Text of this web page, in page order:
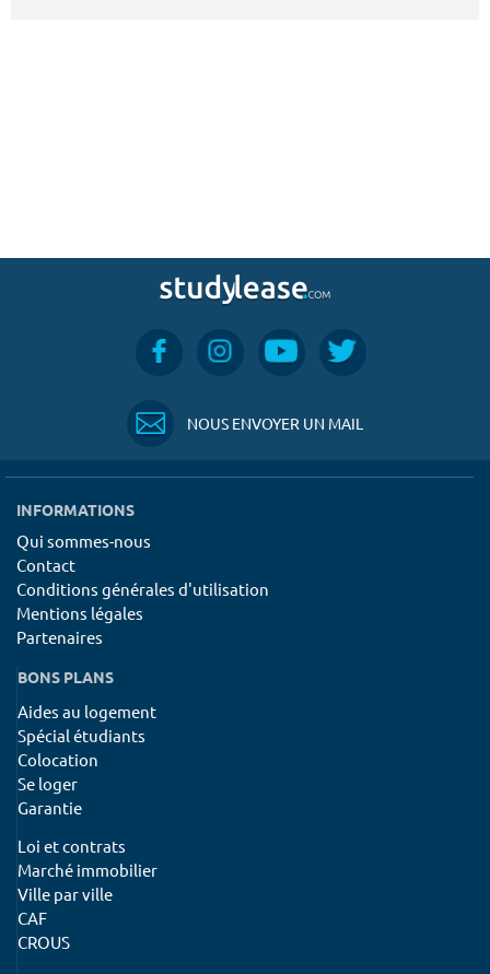
NOUS ENVOYER UN MAIL
INFORMATIONS
Qui sommes-nous
Contact
Conditions générales d'utilisation
Mentions légales
Partenaires
BONS PLANS
Aides au logement
Spécial étudiants
Colocation
Se loger
Garantie
Loi et contrats
Marché immobilier
Ville par ville
CAF
CROUS